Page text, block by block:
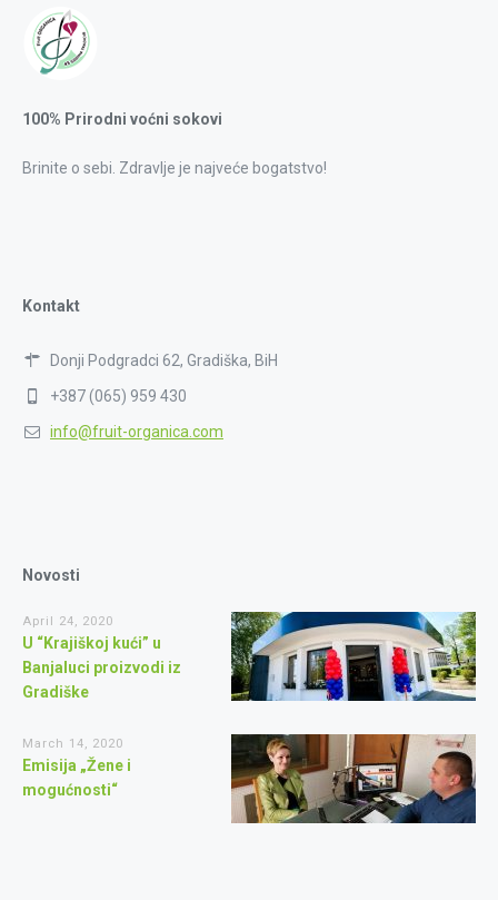
100% Prirodni voćni sokovi
Brinite o sebi. Zdravlje je najveće bogatstvo!
Kontakt
Donji Podgradci 62, Gradiška, BiH
+387 (065) 959 430
info@fruit-organica.com
Novosti
April 24, 2020
U “Krajiškoj kući” u
Banjaluci proizvodi iz
Gradiške
March 14, 2020
Emisija „Žene i
mogućnosti“